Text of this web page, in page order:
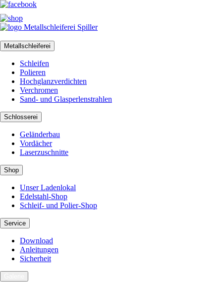
Metallschleiferei
Schleifen
Polieren
Hochglanzverdichten
Verchromen
Sand- und Glasperlenstrahlen
Schlosserei
Geländerbau
Vordächer
Laserzuschnitte
Shop
Unser Ladenlokal
Edelstahl-Shop
Schleif- und Polier-Shop
Service
Download
Anleitungen
Sicherheit